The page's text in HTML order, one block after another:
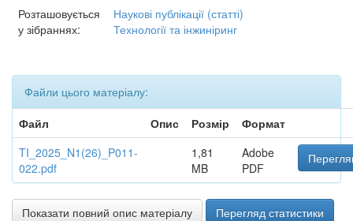
Розташовується
у зібраннях:
Наукові публікації (статті)
Технології та інжиніринг
Файли цього матеріалу:
Файл
Опис Розмір
Формат
TI_2025_N1(26)_P011-
022.pdf
1,81
MB
Adobe
PDF
Показати повний опис матеріалу Перегляд статистики